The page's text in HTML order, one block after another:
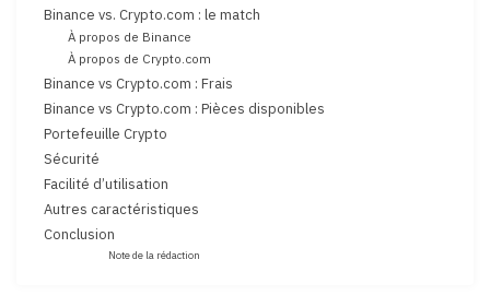
Binance vs. Crypto.com : le match
À propos de Binance
À propos de Crypto.com
Binance vs Crypto.com : Frais
Binance vs Crypto.com : Pièces disponibles
Portefeuille Crypto
Sécurité
Facilité d’utilisation
Autres caractéristiques
Conclusion
Note de la rédaction